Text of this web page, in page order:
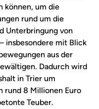
können, um die
rund um die
Unterbringung von
insbesondere mit Blick
aus der
Dadurch wird
in Trier um
rund 8 Millionen Euro
Teuber.